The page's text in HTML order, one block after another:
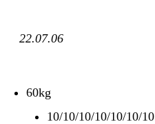
22.07.06
60kg
10/10/10/10/10/10/10